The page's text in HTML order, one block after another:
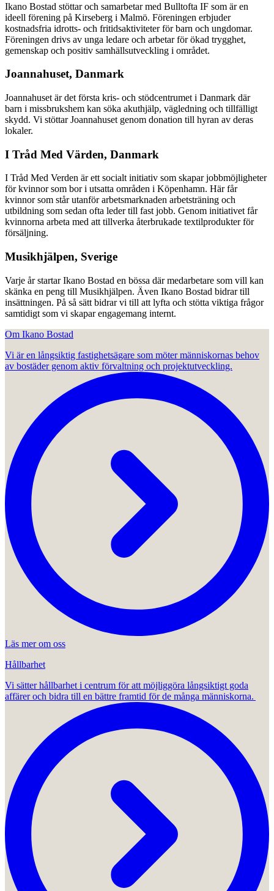
Ikano Bostad stöttar och samarbetar med Bulltofta IF som är en
ideell förening på Kirseberg i Malmö. Föreningen erbjuder
kostnadsfria idrotts- och fritidsaktiviteter för barn och ungdomar.
Föreningen drivs av unga ledare och arbetar för ökad trygghet,
gemenskap och positiv samhällsutveckling i området.
Joannahuset, Danmark
Joannahuset är det första kris- och stödcentrumet i Danmark där
barn i missbrukshem kan söka akuthjälp, vägledning och tillfälligt
skydd. Vi stöttar Joannahuset genom donation till hyran av deras
lokaler.
I Tråd Med Värden, Danmark
I Tråd Med Verden är ett socialt initiativ som skapar jobbmöjligheter
för kvinnor som bor i utsatta områden i Köpenhamn. Här får
kvinnor som står utanför arbetsmarknaden arbetsträning och
utbildning som sedan ofta leder till fast jobb. Genom initiativet får
kvinnorna arbeta med att tillverka återbrukade textilprodukter för
försäljning.
Musikhjälpen, Sverige
Varje år startar Ikano Bostad en bössa där medarbetare som vill kan
skänka en peng till Musikhjälpen. Även Ikano Bostad bidrar till
insättningen. På så sätt bidrar vi till att lyfta och stötta viktiga frågor
samtidigt som vi skapar engagemang internt.
Om Ikano Bostad
Vi är en långsiktig fastighetsägare som möter människornas behov
av bostäder genom aktiv förvaltning och projektutveckling.
Läs mer om oss
Hållbarhet
Vi sätter hållbarhet i centrum för att möjliggöra långsiktigt goda
affärer och bidra till en bättre framtid för de många människorna.